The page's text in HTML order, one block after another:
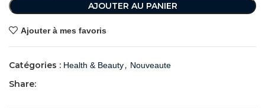
AJOUTER AU PANIER
Ajouter à mes favoris
Catégories : Health & Beauty, Nouveaute
Share: